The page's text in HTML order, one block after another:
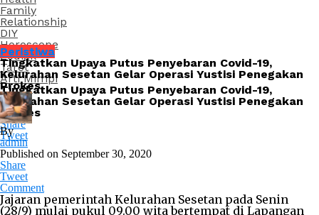
Family
Relationship
DIY
Horoscope
Zodiak
Tarot
Arti Mimpi
Tingkatkan Upaya Putus Penyebaran Covid-19,
Kelurahan Sesetan Gelar Operasi Yustisi Penegakan
Prokes
Share
Tweet
Peristiwa
Tingkatkan Upaya Putus Penyebaran Covid-19,
Kelurahan Sesetan Gelar Operasi Yustisi Penegakan
Prokes
By
admin
Published on September 30, 2020
Share
Tweet
Comment
Jajaran pemerintah Kelurahan Sesetan pada Senin
(28/9) mulai pukul 09.00 wita bertempat di Lapangan